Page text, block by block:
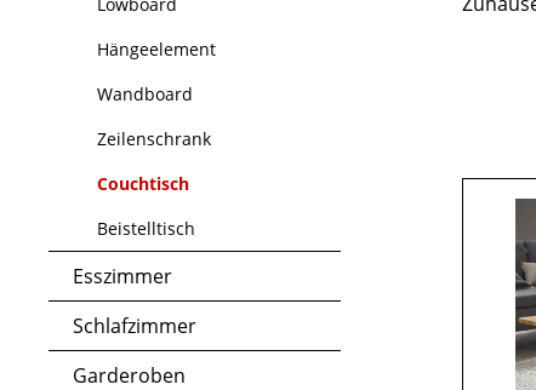
Hängeelement
Wandboard
Zeilenschrank
Couchtisch
Beistelltisch
Esszimmer
Schlafzimmer
Garderoben